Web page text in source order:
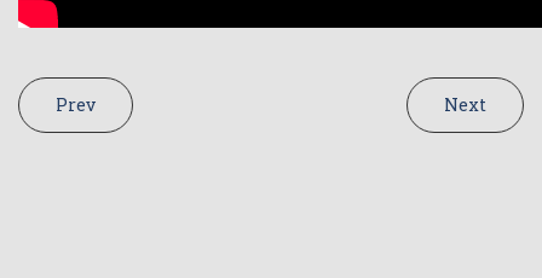
Prev Next